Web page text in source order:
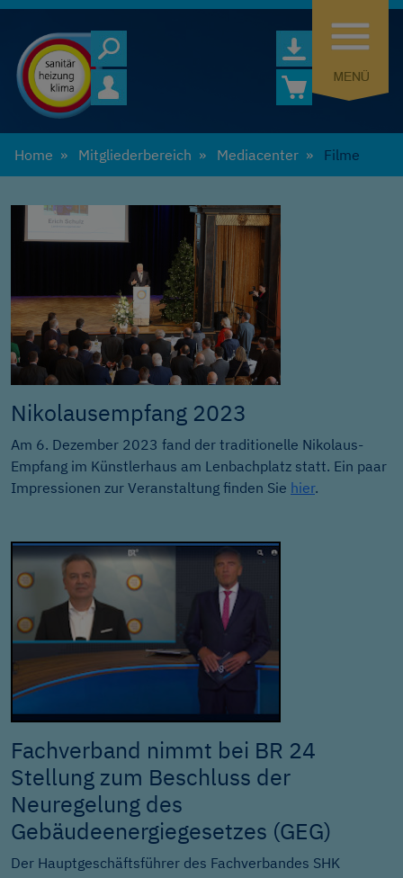
Home Mitgliederbereich Mediacenter Filme
Nikolausempfang 2023
Am 6. Dezember 2023 fand der traditionelle Nikolaus-
Empfang im Künstlerhaus am Lenbachplatz statt. Ein paar
Impressionen zur Veranstaltung finden Sie hier.
Fachverband nimmt bei BR 24
Stellung zum Beschluss der
Neuregelung des
Gebäudeenergiegesetzes (GEG)
Der Hauptgeschäftsführer des Fachverbandes SHK